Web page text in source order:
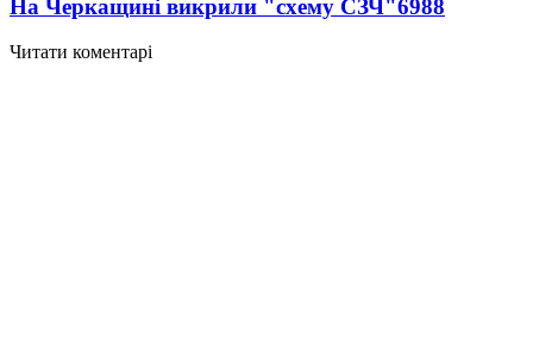
На Черкащині викрили "схему СЗЧ"6988
Читати коментарі